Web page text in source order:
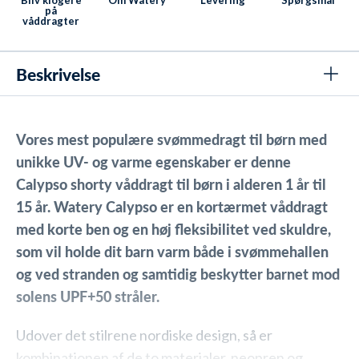
på
våddragter
Beskrivelse
Vores mest populære svømmedragt til børn med
unikke UV- og varme egenskaber er denne
Calypso shorty våddragt til børn i alderen 1 år til
15 år. Watery Calypso er en kortærmet våddragt
med korte ben og en høj fleksibilitet ved skuldre,
som vil holde dit barn varm både i svømmehallen
og ved stranden og samtidig beskytter barnet mod
solens UPF+50 stråler.
Udover det stilrene nordiske design, så er